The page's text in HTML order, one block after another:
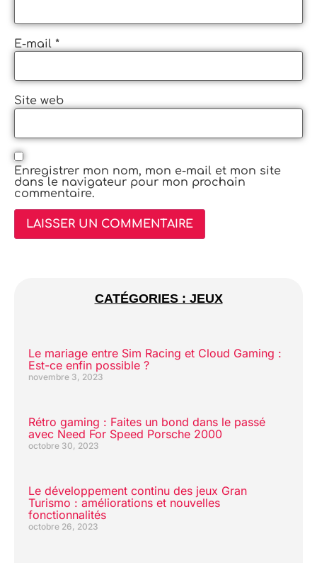
E-mail *
Site web
Enregistrer mon nom, mon e-mail et mon site
dans le navigateur pour mon prochain
commentaire.
CATÉGORIES : JEUX
Le mariage entre Sim Racing et Cloud Gaming :
Est-ce enfin possible ?
novembre 3, 2023
Rétro gaming : Faites un bond dans le passé
avec Need For Speed Porsche 2000
octobre 30, 2023
Le développement continu des jeux Gran
Turismo : améliorations et nouvelles
fonctionnalités
octobre 26, 2023